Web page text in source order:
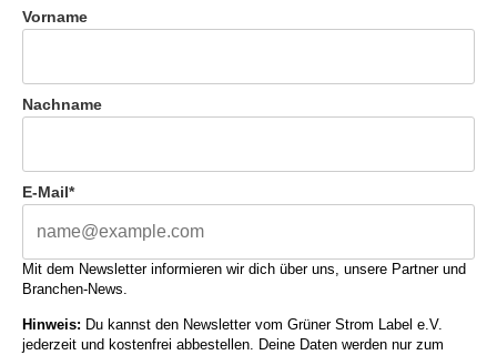
Vorname
Nachname
E-Mail*
Mit dem Newsletter informieren wir dich über uns, unsere Partner und
Branchen-News.
Hinweis: Du kannst den Newsletter vom Grüner Strom Label e.V.
jederzeit und kostenfrei abbestellen. Deine Daten werden nur zum